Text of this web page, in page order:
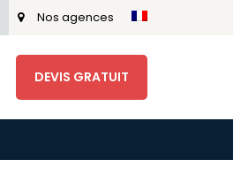
Nos agences
DEVIS GRATUIT